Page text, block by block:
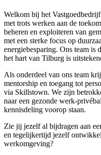
Welkom bij het
met trots werken aan de
beheren en exploiteren van
met een sterke focus op
energiebesparing. Ons team is
het hart van Tilburg is
Als onderdeel van ons team
mentorship en toegang tot
via Skillstown. We zijn
naar een gezonde werk-
kennisdeling voorop staan.
Zie jij jezelf al bijdragen aan
en tegelijkertijd jezelf
werkomgeving?